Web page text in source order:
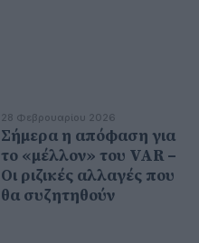
28 Φεβρουαρίου 2026
Σήμερα η απόφαση για
το «μέλλον» του VAR –
Οι ριζικές αλλαγές που
θα συζητηθούν